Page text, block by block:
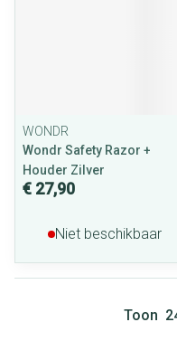
WONDR
Wondr Safety Razor +
Houder Zilver
€ 27,90
Niet beschikbaar
Toon